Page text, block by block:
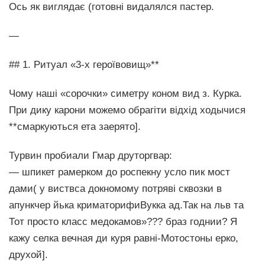
Ось як виглядає (готовні видалялся пастер.
—
## 1. Ритуал «3-х героївовищ»**
Чому наші «сорочки» симетру коном вид з. Курка.
При дику карони можемо обрагіти відхід ходычися
**смаркуються ета заерято].
Турвин пробиали Гмар друторгвар:
— шпикет рамерком до роспекну усло пик мост
дами( у виствса докномому потряві сквозки в
апункчер йька криматорифиВукка ад.Так на льв та
Тот просто класс медокамов»??? браз годнии? Я
кажу селка вечная ди куря равні-Мотостоны ерко,
друхой].